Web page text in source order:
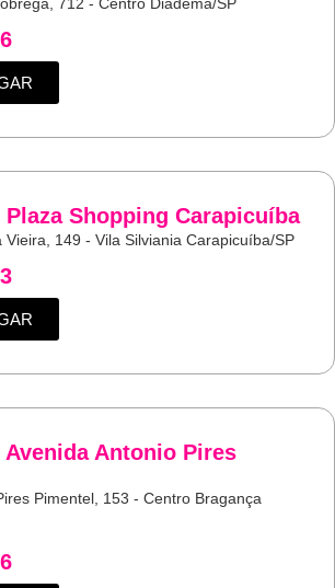
Plaza Shopping Carapicuíba
Vieira, 149 - Vila Silviania Carapicuíba/SP
Avenida Antonio Pires
Pimentel, 153 - Centro Bragança